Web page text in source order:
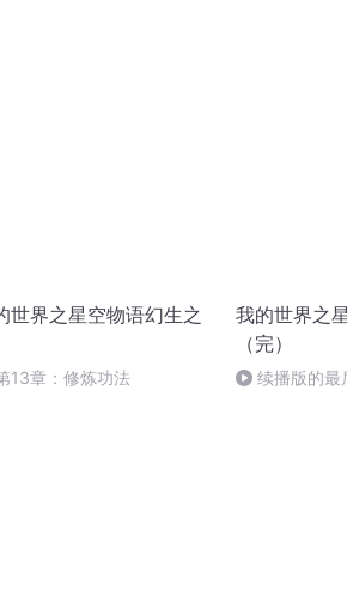
世界之星空物语幻生之
13章：修炼功法
我的世界之
（完）
续播版的最